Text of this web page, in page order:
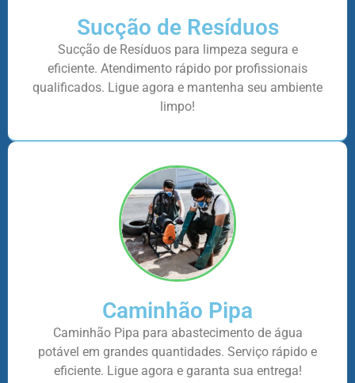
Sucção de Resíduos
Sucção de Resíduos para limpeza segura e
eficiente. Atendimento rápido por profissionais
qualificados. Ligue agora e mantenha seu ambiente
limpo!
Caminhão Pipa
Caminhão Pipa para abastecimento de água
potável em grandes quantidades. Serviço rápido e
eficiente. Ligue agora e garanta sua entrega!